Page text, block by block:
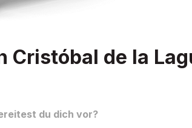
Cristóbal de la
du dich vor?